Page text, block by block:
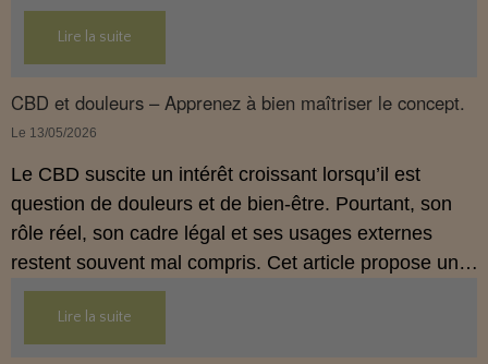
légal français impose des règles strictes : seuls les
usages externes du CBD sont autorisés. Cet article
propose une mise au point claire et accessible pour
comprendre comment le CBD s’inscrit dans une
démarche de prévention, sans ingestion et sans
Lire la suite
CBD et douleurs – Apprenez à bien maîtriser le concept.
Le 13/05/2026
Le CBD suscite un intérêt croissant lorsqu’il est
question de douleurs et de bien‑être. Pourtant, son
rôle réel, son cadre légal et ses usages externes
restent souvent mal compris. Cet article propose une
mise au point claire, moderne et conforme à la
réglementation française de 2026, afin de mieux
comprendre comment le CBD s’intègre dans une
Lire la suite